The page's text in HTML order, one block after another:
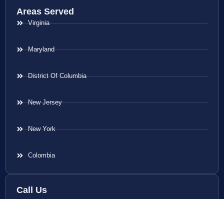
Areas Served
Virginia
Maryland
District Of Columbia
New Jersey
New York
Colombia
Call Us